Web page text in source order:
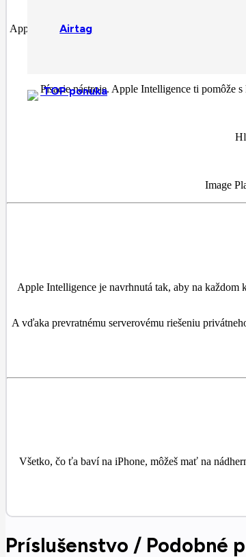
Airtag
TOP ponuka
Apple Intelligence je systém osobnej inteligencie,
Písacie nástroje. Apple Intelligence ti pomôže
Image
Apple Intelligence je navrhnutá tak, aby na
A vďaka prevratnému serverovému riešeniu
Všetko, čo ťa baví na iPhone, môžeš mať na
Príslušenstvo / Podobné